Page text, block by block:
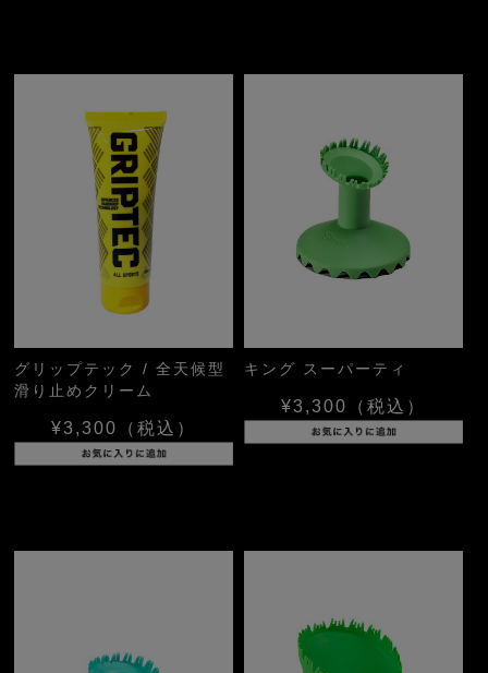
グリップテック / 全天候型
滑り止めクリーム
¥3,300 （税込）
キング スーパーティ
¥3,300 （税込）